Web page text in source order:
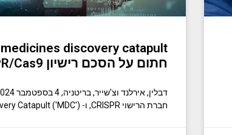
medicines discovery catapult
חתום על הסכם רישיון CRISPR/Cas9
חברת הרישוי CRISPR, ו- Medicines Discovery Catapult ('MDC'), מרכז